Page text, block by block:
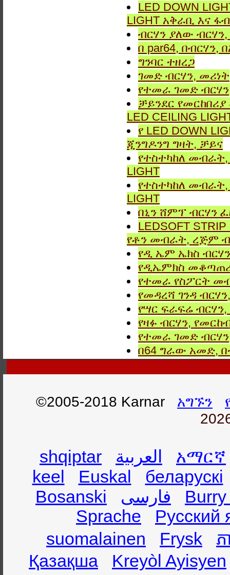
LED DOWN
LIGHT አቅራቢ እና
ብርሃን ያለው ብርሃን,
በ par64, በብርሃን,
ግንባር ​​ተዘረጋ
ገመድ ብርሃን, መሪነት
የተመራ ገመድ
ቻይንደር
LED CEILING
የ LED DOWN
ጂንግዶንግ ግዛት, ቻይና
የተስተካከለ መብራት,
LIGHT
የተስተካከለ መብራት,
LIGHT
በኒን ሸምፕ ብርሃን
LEDSOFT
የቶን መብራት, ረጅም
የዲ ኤም ኤክስ
የዲኤምክስ
የተመራ የስፖርት
የመዳረሻ ገንዳ
የሣር ፍራፍሬ
የዛፉ ብርሃን,
የተመራ ገመድ
በ64 ግራው አመድ,
©2005-2018 Karnar አግኙን
shqiptar العربية
አማርኛ
keel
Euskal
беларускі
Bosanski
فارسی
Sprache
Русский
suomalainen
Frysk
ភ
Қазақша
Kreyòl Ayisyen